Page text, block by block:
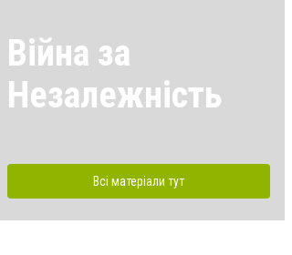
Війна за
Незалежність
Всі матеріали тут